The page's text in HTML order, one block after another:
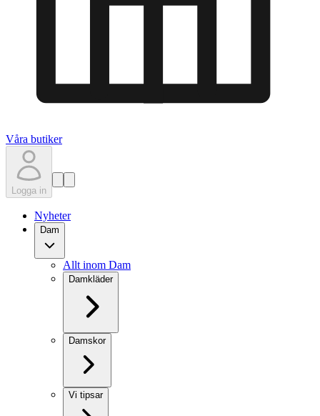
Våra butiker
Logga in
Nyheter
Dam
Allt inom Dam
Damkläder
Damskor
Vi tipsar